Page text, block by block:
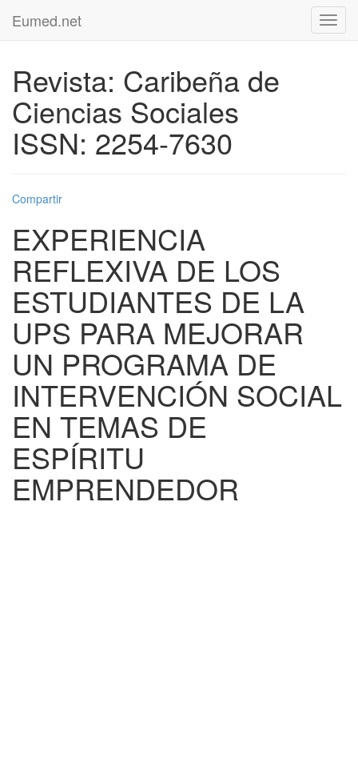
Eumed.net
Revista: Caribeña de
Ciencias Sociales
ISSN: 2254-7630
Compartir
EXPERIENCIA
REFLEXIVA DE LOS
ESTUDIANTES DE LA
UPS PARA MEJORAR
UN PROGRAMA DE
INTERVENCIÓN SOCIAL
EN TEMAS DE
ESPÍRITU
EMPRENDEDOR